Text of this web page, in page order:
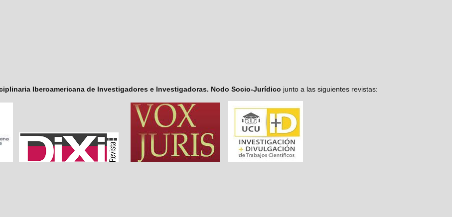
Iberoamericana de Investigadores e Investigadoras. Nodo Socio-Jurídico junto a las siguientes revistas: